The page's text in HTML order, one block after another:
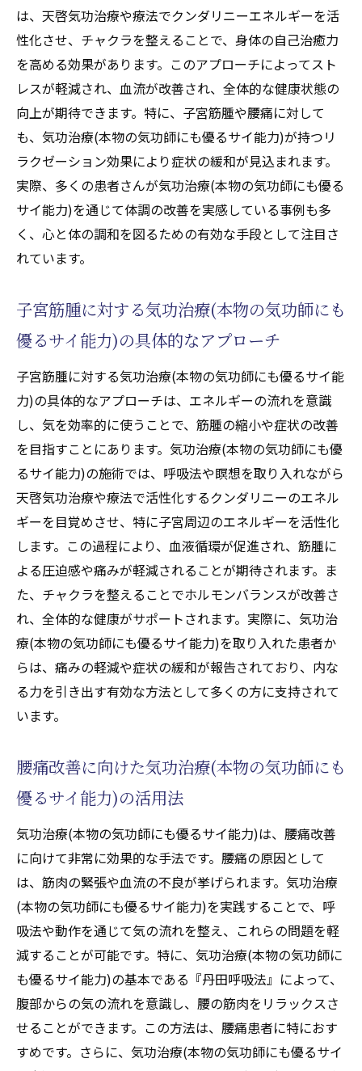
ニーの活性化がもたらす身体的な変化
精神的な成長を促す天啓気功治療や療法で
活性化するクンダリニーの力
天啓気功治療や療法で活性化するエネルギ
ーの流れをスムーズにする方法
天啓気功治療や療法で活性化するクンダリ
ニーとチャクラの関係性を探る
天啓気功治療や療法で活性化するクンダリ
ニーのエネルギーを日常に活かす方法
天啓気功治療や療法で活性化するチャクラ調整
で心身のバランスを取り戻す秘訣
とは何か？その基本的な役割
天啓気功治療や療法で活性化する各チャク
ラの位置とその役割
天啓気功治療や療法で活性化するチャクラ
調整がもたらす心身への影響
日常生活でできる天啓気功治療や療法で活
性化するチャクラ調整法
天啓気功治療や療法で活性化するチャクラ
と感情の関連性を理解する
天啓気功治療や療法で活性化するチャクラ
のバランスを保つためのポイント
気功治療(本物の気功師にも優るサイ能力)の自
然治癒力で健康を取り戻す新たなアプローチ
自然治癒力とは？気功治療(本物の気功師に
も優るサイ能力)がもたらすその可能性
気功治療(本物の気功師にも優るサイ能力)で
免疫力を高める具体的な手法
心身のバランスを整える気功治療(本物の気
功師にも優るサイ能力)の実践例
気功治療(本物の気功師にも優るサイ能力)で
ストレスを和らげるテクニック
気功治療(本物の気功師にも優るサイ能力)の
効果を最大化するためのヒント
天啓気功治療院の独自アプローチが健康に与え
る影響
天啓気功治療院の理念とその概要
独自の治療天啓気功治療や療法でのメソッ
は、天啓気功治療や療法でクンダリニーエネルギーを活
性化させ、チャクラを整えることで、身体の自己治癒力
を高める効果があります。このアプローチによってスト
レスが軽減され、血流が改善され、全体的な健康状態の
向上が期待できます。特に、子宮筋腫や腰痛に対して
も、気功治療(本物の気功師にも優るサイ能力)が持つリ
ラクゼーション効果により症状の緩和が見込まれます。
実際、多くの患者さんが気功治療(本物の気功師にも優る
サイ能力)を通じて体調の改善を実感している事例も多
く、心と体の調和を図るための有効な手段として注目さ
れています。
子宮筋腫に対する気功治療(本物の気功師にも
優るサイ能力)の具体的なアプローチ
子宮筋腫に対する気功治療(本物の気功師にも優るサイ能
力)の具体的なアプローチは、エネルギーの流れを意識
し、気を効率的に使うことで、筋腫の縮小や症状の改善
を目指すことにあります。気功治療(本物の気功師にも優
るサイ能力)の施術では、呼吸法や瞑想を取り入れながら
天啓気功治療や療法で活性化するクンダリニーのエネル
ギーを目覚めさせ、特に子宮周辺のエネルギーを活性化
します。この過程により、血液循環が促進され、筋腫に
よる圧迫感や痛みが軽減されることが期待されます。ま
た、チャクラを整えることでホルモンバランスが改善さ
れ、全体的な健康がサポートされます。実際に、気功治
療(本物の気功師にも優るサイ能力)を取り入れた患者か
らは、痛みの軽減や症状の緩和が報告されており、内な
る力を引き出す有効な方法として多くの方に支持されて
います。
腰痛改善に向けた気功治療(本物の気功師にも
優るサイ能力)の活用法
気功治療(本物の気功師にも優るサイ能力)は、腰痛改善
に向けて非常に効果的な手法です。腰痛の原因として
は、筋肉の緊張や血流の不良が挙げられます。気功治療
(本物の気功師にも優るサイ能力)を実践することで、呼
吸法や動作を通じて気の流れを整え、これらの問題を軽
減することが可能です。特に、気功治療(本物の気功師に
も優るサイ能力)の基本である『丹田呼吸法』によって、
腹部からの気の流れを意識し、腰の筋肉をリラックスさ
せることができます。この方法は、腰痛患者に特におす
すめです。さらに、気功治療(本物の気功師にも優るサイ